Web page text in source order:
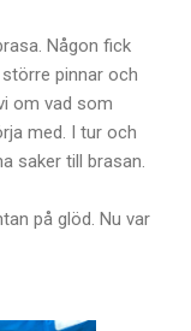
Någon fick
pinnar och
om vad som
med. I tur och
saker till brasan.
på glöd. Nu var